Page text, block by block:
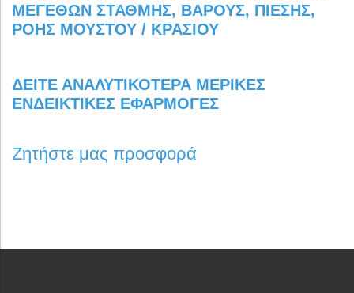
ΔΕΊΤΕ ΑΝΑΛΥΤΙΚΌΤΕΡΑ ΜΕΡΙΚΈΣ
ΕΝΔΕΙΚΤΙΚΈΣ ΕΦΑΡΜΟΓΈΣ
Ζητήστε μας προσφορά